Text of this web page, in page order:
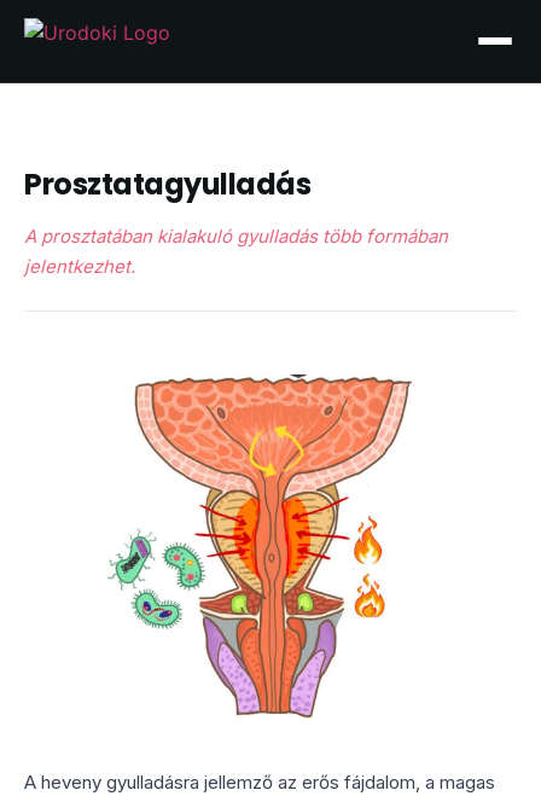
Prosztatagyulladás
A prosztatában kialakuló gyulladás több formában
jelentkezhet.
A heveny gyulladásra jellemző az erős fájdalom, a magas